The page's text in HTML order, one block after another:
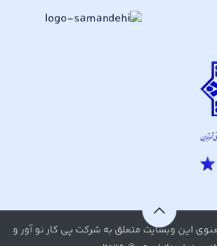
این وبسایت متعلق به شرکت پی کار نو آور و